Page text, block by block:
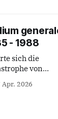
- 1988
sich die
von
meiner Lehrer
Apr. 2026